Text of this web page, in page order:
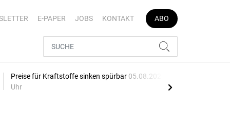
E-PAPER JOBS KONTAKT ABO
Preise für Kraftstoffe sinken spürbar 05.08.2026, 16:04
Uhr